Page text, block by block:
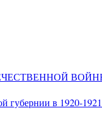
ВОЙНЫ
губернии в 1920-